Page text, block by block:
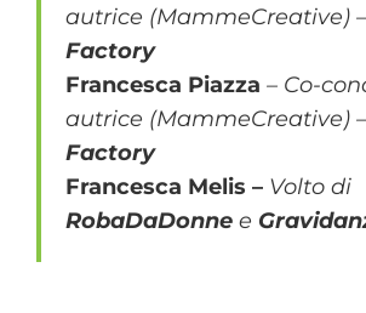
autrice (MammeCreative) –
Factory
Francesca Piazza – Co-
autrice (MammeCreative) –
Factory
Francesca Melis – Volto di
RobaDaDonne e